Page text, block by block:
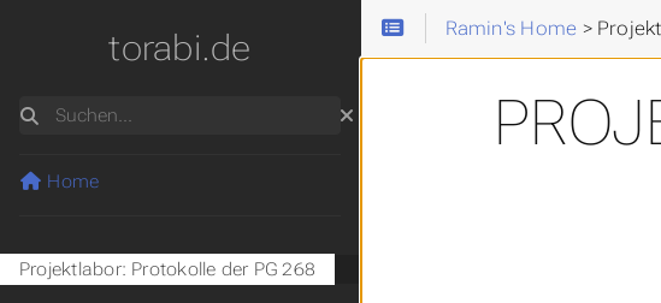
Ramin's Home >
torabi.de
Suchen
Home
Projektlabor: Protokolle der PG 268